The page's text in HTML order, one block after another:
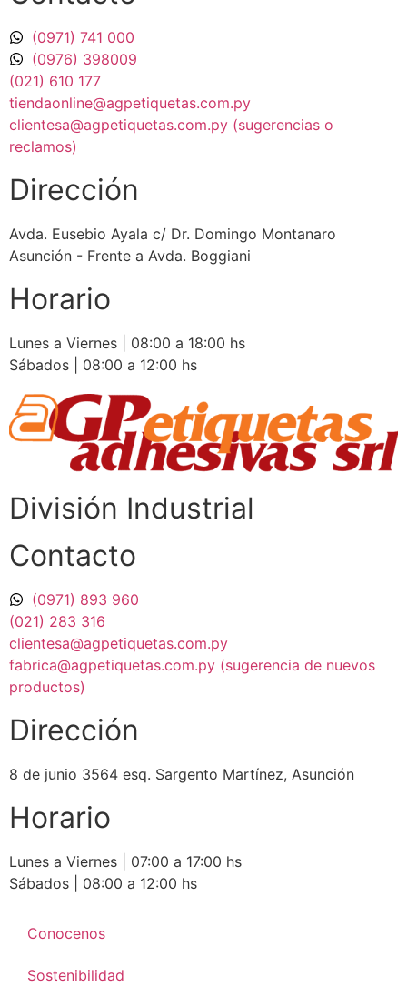
(0971) 741 000
(0976) 398009
(021) 610 177
tiendaonline@agpetiquetas.com.py
clientesa@agpetiquetas.com.py (sugerencias o
reclamos)
Dirección
Avda. Eusebio Ayala c/ Dr. Domingo Montanaro
Asunción - Frente a Avda. Boggiani
Horario
Lunes a Viernes | 08:00 a 18:00 hs
Sábados | 08:00 a 12:00 hs
División Industrial​
Contacto
(0971) 893 960
(021) 283 316
clientesa@agpetiquetas.com.py
fabrica@agpetiquetas.com.py (sugerencia de nuevos
productos)
Dirección
8 de junio 3564 esq. Sargento Martínez, Asunción
Horario
Lunes a Viernes | 07:00 a 17:00 hs
Sábados | 08:00 a 12:00 hs
Conocenos
Sostenibilidad